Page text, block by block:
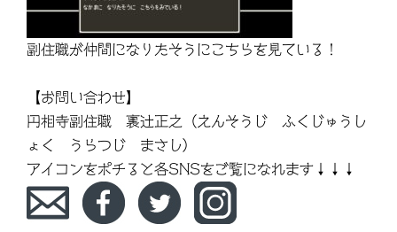
副住職が仲間になりたそうにこちらを見ている！
【お問い合わせ】
円相寺副住職 裏辻正之（えんそうじ ふくじゅうし
ょく うらつじ まさし）
アイコンをポチると各SNSをご覧になれます↓↓↓